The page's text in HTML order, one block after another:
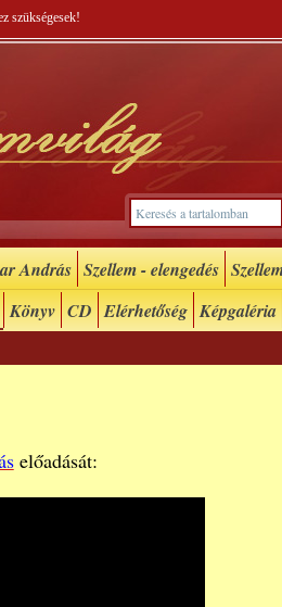
szükségesek!
András Szellem - elengedés
Könyv CD Elérhetőség Képgaléria
előadását: